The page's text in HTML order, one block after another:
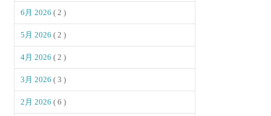
6月 2026( 2 )
5月 2026( 2 )
4月 2026( 2 )
3月 2026( 3 )
2月 2026( 6 )